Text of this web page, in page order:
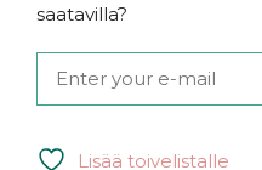
saatavilla?
Lisää toivelistalle